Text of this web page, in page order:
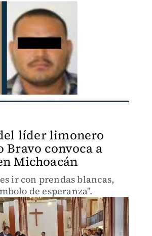
líder limonero
Bravo convoca a
Michoacán
ir con prendas blancas,
de esperanza".